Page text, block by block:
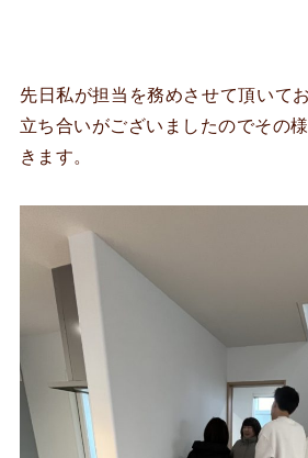
先日私が担当を務めさせて頂いて
立ち合いがございましたのでその
きます。